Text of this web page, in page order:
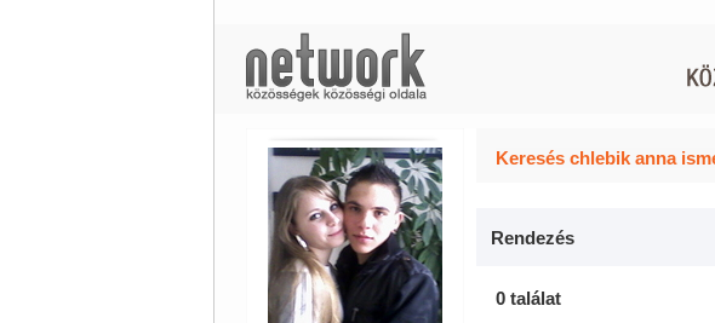
Keresés chlebik anna
Rendezés
0 találat